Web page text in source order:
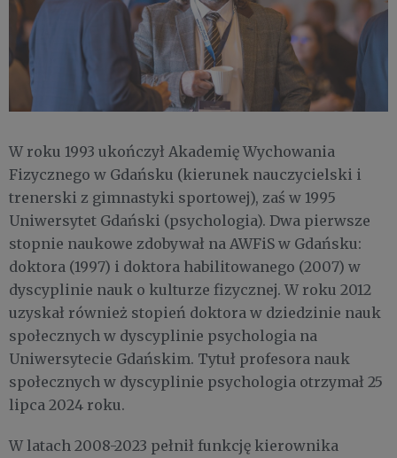
W roku 1993 ukończył Akademię Wychowania
Fizycznego w Gdańsku (kierunek nauczycielski i
trenerski z gimnastyki sportowej), zaś w 1995
Uniwersytet Gdański (psychologia). Dwa pierwsze
stopnie naukowe zdobywał na AWFiS w Gdańsku:
doktora (1997) i doktora habilitowanego (2007) w
dyscyplinie nauk o kulturze fizycznej. W roku 2012
uzyskał również stopień doktora w dziedzinie nauk
społecznych w dyscyplinie psychologia na
Uniwersytecie Gdańskim. Tytuł profesora nauk
społecznych w dyscyplinie psychologia otrzymał 25
lipca 2024 roku.
W latach 2008-2023 pełnił funkcję kierownika